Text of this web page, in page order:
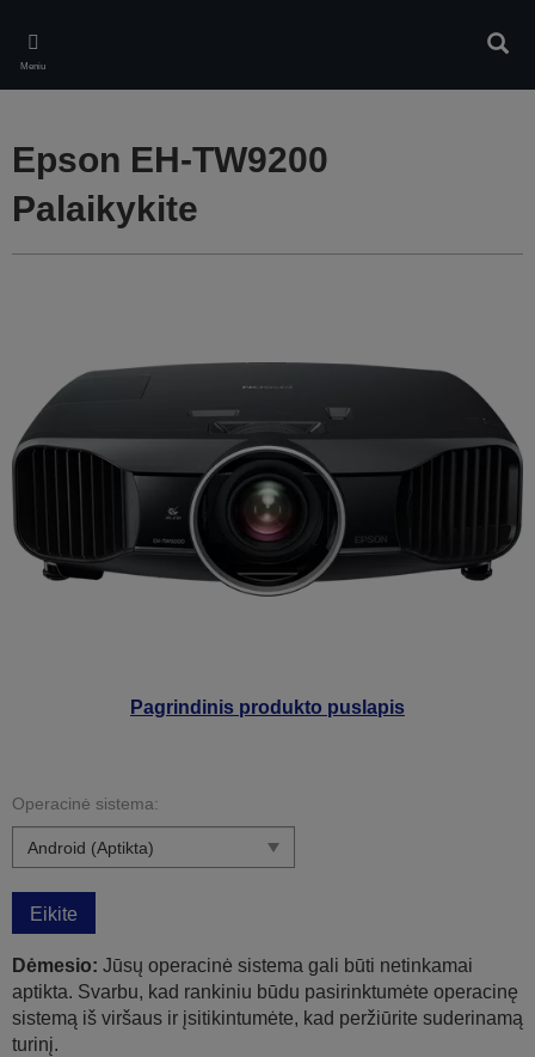
main
content
Meniu
Pagrindinis produkto puslapis
Epson EH-TW9200
Palaikykite
Operacinė sistema:
Eikite
Dėmesio: Jūsų operacinė sistema gali būti netinkamai
aptikta. Svarbu, kad rankiniu būdu pasirinktumėte operacinę
sistemą iš viršaus ir įsitikintumėte, kad peržiūrite suderinamą
turinį.